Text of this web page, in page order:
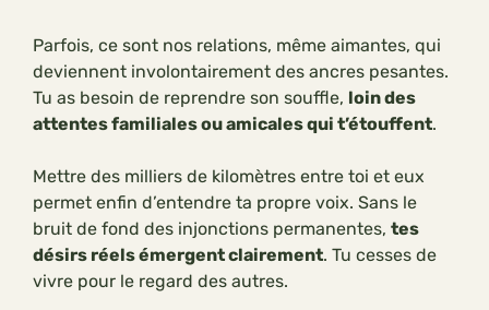
Parfois, ce sont nos relations, même aimantes, qui
deviennent involontairement des ancres pesantes.
Tu as besoin de reprendre son souffle, loin des
attentes familiales ou amicales qui t’étouffent.
Mettre des milliers de kilomètres entre toi et eux
permet enfin d’entendre ta propre voix. Sans le
bruit de fond des injonctions permanentes, tes
désirs réels émergent clairement. Tu cesses de
vivre pour le regard des autres.